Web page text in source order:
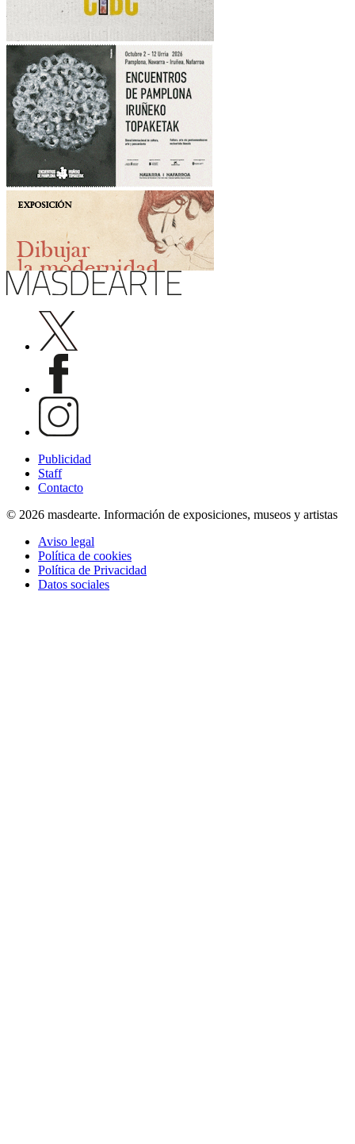
Publicidad
Staff
Contacto
© 2026 masdearte. Información de exposiciones, museos y artistas
Aviso legal
Política de cookies
Política de Privacidad
Datos sociales